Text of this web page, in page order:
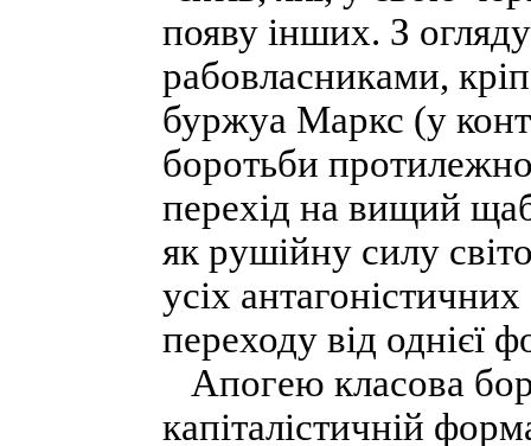
появу інших. З
рабовласниками,
буржуа Маркс (у
боротьби
перехід на вищий
як рушійну силу
усіх
переходу від однієї
Апогею класова
капіталістичній